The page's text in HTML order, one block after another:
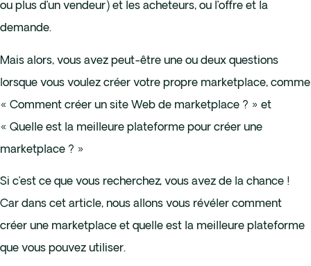
ou plus d’un vendeur) et les acheteurs, ou l’offre et la
demande.
Mais alors, vous avez peut-être une ou deux questions
lorsque vous voulez créer votre propre marketplace, comme
« Comment créer un site Web de marketplace ? » et
« Quelle est la meilleure plateforme pour créer une
marketplace ? »
Si c’est ce que vous recherchez, vous avez de la chance !
Car dans cet article, nous allons vous révéler comment
créer une marketplace et quelle est la meilleure plateforme
que vous pouvez utiliser.